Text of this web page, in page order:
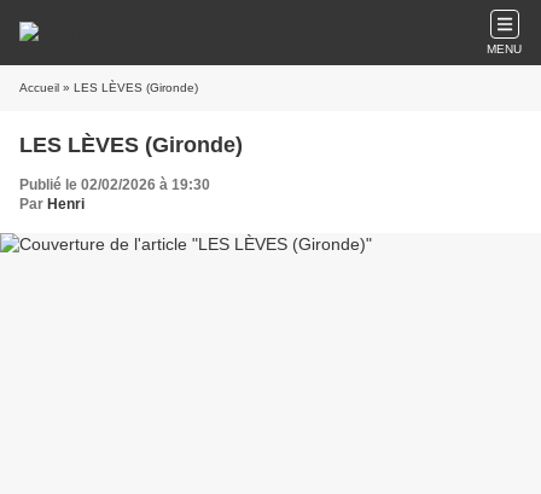
MENU
Accueil » LES LÈVES (Gironde)
LES LÈVES (Gironde)
Publié le 02/02/2026 à 19:30
Par Henri